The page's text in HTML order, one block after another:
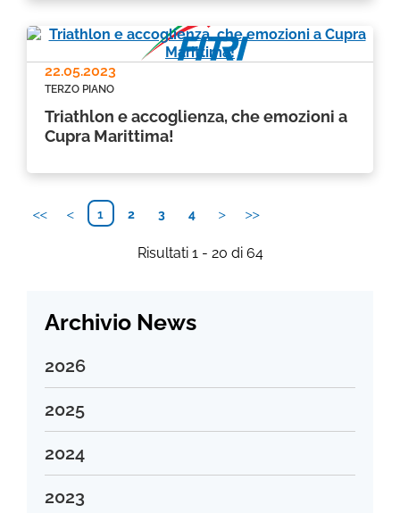
22.05.2023
TERZO PIANO
Triathlon e accoglienza, che emozioni a
Cupra Marittima!
1 2 3 4
Risultati 1 - 20 di 64
Archivio News
2026
Agosto 2026
Luglio 2026
Giugno 2026
Maggio 2026
2025
Dicembre 2025
Novembre 2025
Ottobre 2025
2024
Dicembre 2024
2023